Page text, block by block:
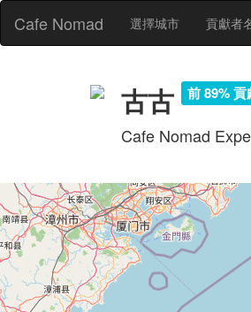
Cafe Nomad 選擇城市 貢獻者
古古 前 89% 貢
Cafe Nomad